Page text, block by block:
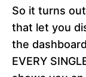
So it turns
that let you
the
EVERY